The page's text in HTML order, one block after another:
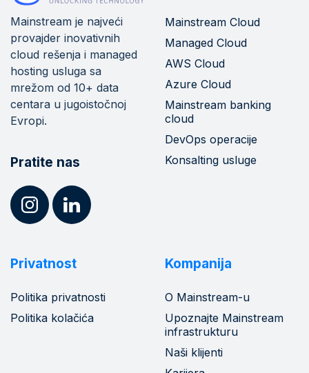
Mainstream je najveći
provajder inovativnih
cloud rešenja i managed
hosting usluga sa
mrežom od 10+ data
centara u jugoistočnoj
Evropi.
Pratite nas
Mainstream Cloud
Managed Cloud
AWS Cloud
Azure Cloud
Mainstream banking
cloud
DevOps operacije
Konsalting usluge
Privatnost
Politika privatnosti
Politika kolačića
Kompanija
O Mainstream-u
Upoznajte Mainstream
infrastrukturu
Naši klijenti